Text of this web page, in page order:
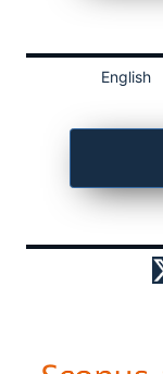
English